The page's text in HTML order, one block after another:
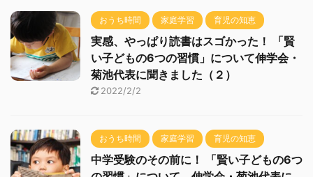
おうち時間 家庭学習 育児の知恵
実感、やっぱり読書はスゴかった！ 「賢
い子どもの6つの習慣」について伸学会・
菊池代表に聞きました（２）
2022/2/2
おうち時間 家庭学習 育児の知恵
中学受験のその前に！ 「賢い子どもの6つ